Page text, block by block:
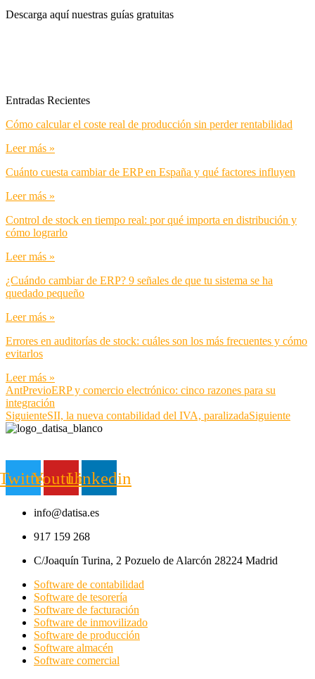
Descarga aquí nuestras guías gratuitas
Entradas Recientes
Cómo calcular el coste real de producción sin perder rentabilidad
Leer más »
Cuánto cuesta cambiar de ERP en España y qué factores influyen
Leer más »
Control de stock en tiempo real: por qué importa en distribución y
cómo lograrlo
Leer más »
¿Cuándo cambiar de ERP? 9 señales de que tu sistema se ha
quedado pequeño
Leer más »
Errores en auditorías de stock: cuáles son los más frecuentes y cómo
evitarlos
Leer más »
AntPrevioERP y comercio electrónico: cinco razones para su
integración
SiguienteSII, la nueva contabilidad del IVA, paralizadaSiguiente
YoutubeLinkedin
info@datisa.es
917 159 268
C/Joaquín Turina, 2 Pozuelo de Alarcón 28224 Madrid
Software de contabilidad
Software de tesorería
Software de facturación
Software de inmovilizado
Software de producción
Software almacén
Software comercial